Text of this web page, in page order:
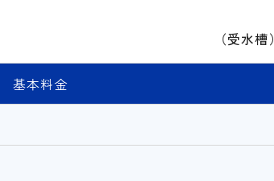
（受水槽）
基本料金